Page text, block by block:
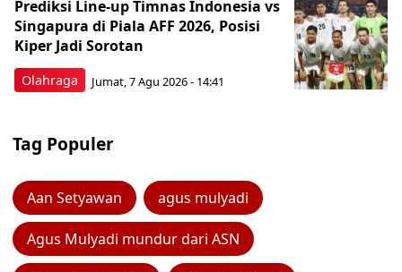
Olahraga
Prediksi Line-up Timnas Indonesia vs
Singapura di Piala AFF 2026, Posisi
Kiper Jadi Sorotan
Jumat, 7 Agu 2026 - 14:41
Tag Populer
Aan Setyawan agus mulyadi
Agus Mulyadi mundur dari ASN